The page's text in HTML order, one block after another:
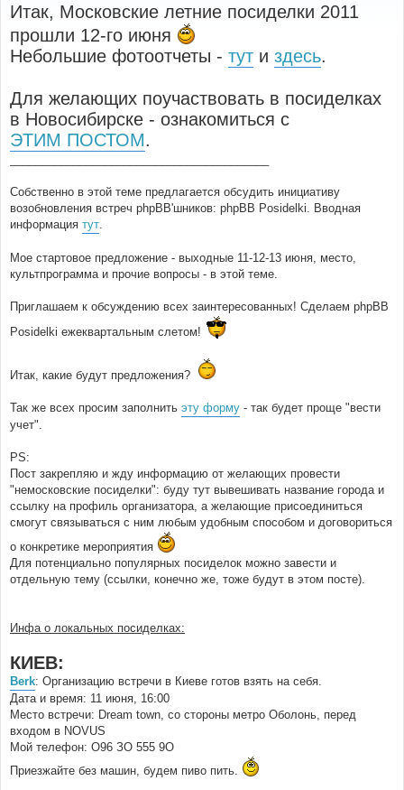
б
е
и
Итак, Московские летние посиделки 2011
прошли 12-го июня
Небольшие фотоотчеты - тут и здесь.
Для желающих поучаствовать в посиделках
в Новосибирске - ознакомиться с
ЭТИМ ПОСТОМ.
Собственно в этой теме предлагается обсудить инициативу
возобновления встреч phpBB'шников: phpBB Posidelki. Вводная
информация тут.
Мое стартовое предложение - выходные 11-12-13 июня, место,
культпрограмма и прочие вопросы - в этой теме.
Приглашаем к обсуждению всех заинтересованных! Сделаем phpBB
Posidelki ежеквартальным слетом!
Итак, какие будут предложения?
Так же всех просим заполнить эту форму - так будет проще "вести
учет".
PS:
Пост закрепляю и жду информацию от желающих провести
"немосковские посиделки": буду тут вывешивать название города и
ссылку на профиль организатора, а желающие присоединиться
смогут связываться с ним любым удобным способом и договориться
о конкретике мероприятия
Для потенциально популярных посиделок можно завести и
отдельную тему (ссылки, конечно же, тоже будут в этом посте).
Инфа о локальных посиделках:
КИЕВ:
Berk: Организацию встречи в Киеве готов взять на себя.
Дата и время: 11 июня, 16:00
Место встречи: Dream town, со стороны метро Оболонь, перед
входом в NOVUS
Мой телефон: О96 ЗО 555 9О
Приезжайте без машин, будем пиво пить.